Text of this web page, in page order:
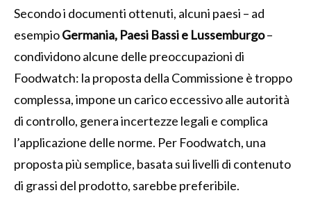
Secondo i documenti ottenuti, alcuni paesi – ad
esempioGermania, Paesi Bassi e Lussemburgo–
condividono alcune delle preoccupazioni di
Foodwatch: la proposta della Commissione è troppo
complessa, impone un carico eccessivo alle autorità
di controllo, genera incertezze legali e complica
l’applicazione delle norme. Per Foodwatch, una
proposta più semplice, basata sui livelli di contenuto
di grassi del prodotto, sarebbe preferibile.